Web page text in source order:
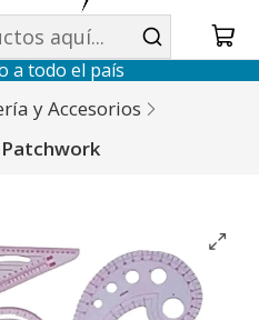
a todo el país
y Accesorios
Patchwork